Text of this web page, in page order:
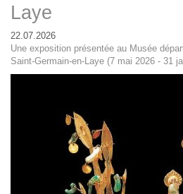
Laye
22.07.2026
Une exposition présentée au Musée
Saint-Germain-en-Laye (7 mai 2026 - 31